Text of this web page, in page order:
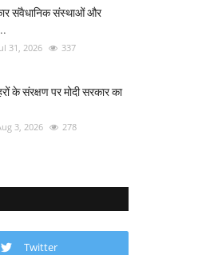
संवैधानिक संस्थाओं और
31, 2026 337
के संरक्षण पर मोदी सरकार का
3, 2026 278
Twitter